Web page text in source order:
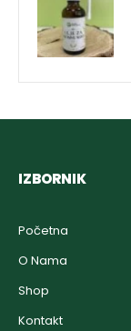
IZBORNIK
Početna
O Nama
Shop
Kontakt